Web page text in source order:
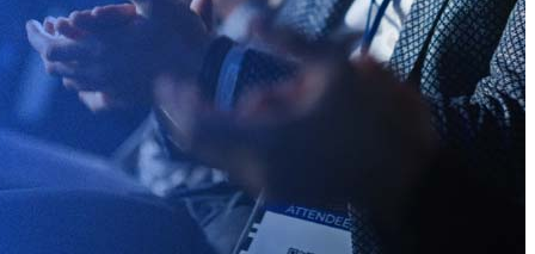
Gestión Empresarial
ABE
Arbitraje
AMSI